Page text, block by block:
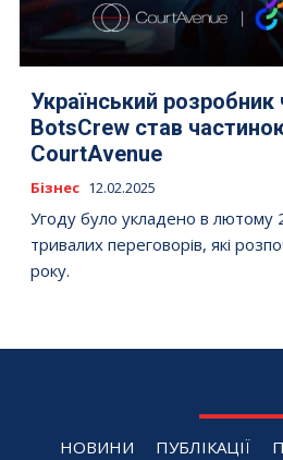
Український розробник
BotsCrew став
CourtAvenue
Бізнес 12.02.2025
Угоду було укладено в лютому
тривалих переговорів, які
року.
НОВИНИ ПУБЛІКАЦІЇ